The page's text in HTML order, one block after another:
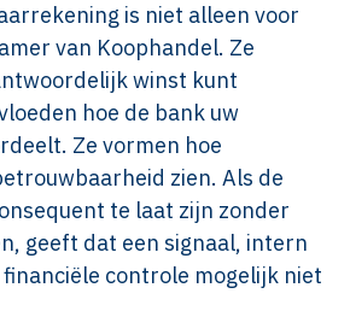
is niet alleen voor
van Koophandel. Ze
winst kunt
hoe de bank uw
Ze vormen hoe
zien. Als de
te laat zijn zonder
geeft dat een signaal, intern
controle mogelijk niet